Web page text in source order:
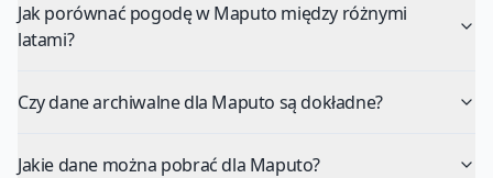
Jak porównać pogodę w Maputo między różnymi
latami?
Czy dane archiwalne dla Maputo są dokładne?
Jakie dane można pobrać dla Maputo?